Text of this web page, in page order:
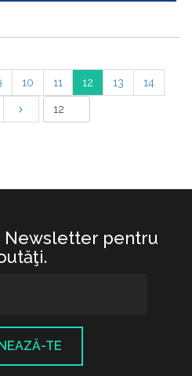
10 11 12 13 14
Newsletter pentru
TE